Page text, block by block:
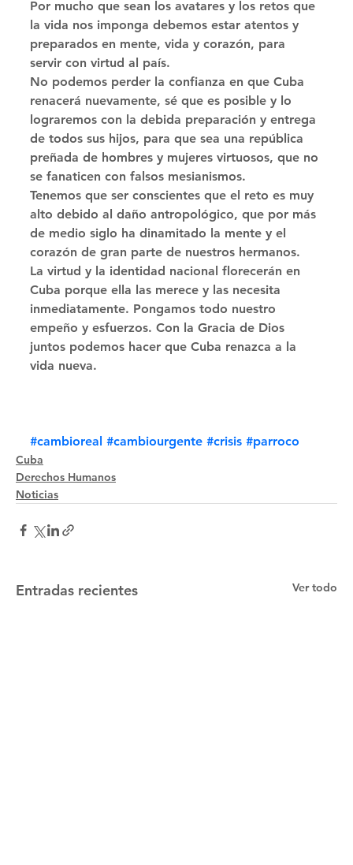
Por mucho que sean los avatares y los retos que
la vida nos imponga debemos estar atentos y
preparados en mente, vida y corazón, para
servir con virtud al país.
No podemos perder la confianza en que Cuba
renacerá nuevamente, sé que es posible y lo
lograremos con la debida preparación y entrega
de todos sus hijos, para que sea una república
preñada de hombres y mujeres virtuosos, que no
se fanaticen con falsos mesianismos.
Tenemos que ser conscientes que el reto es muy
alto debido al daño antropológico, que por más
de medio siglo ha dinamitado la mente y el
corazón de gran parte de nuestros hermanos.
La virtud y la identidad nacional florecerán en
Cuba porque ella las merece y las necesita
inmediatamente. Pongamos todo nuestro
empeño y esfuerzos. Con la Gracia de Dios
juntos podemos hacer que Cuba renazca a la
vida nueva.
#cambioreal #cambiourgente #crisis #parroco
Cuba
Derechos Humanos
Noticias
Entradas recientes Ver todo